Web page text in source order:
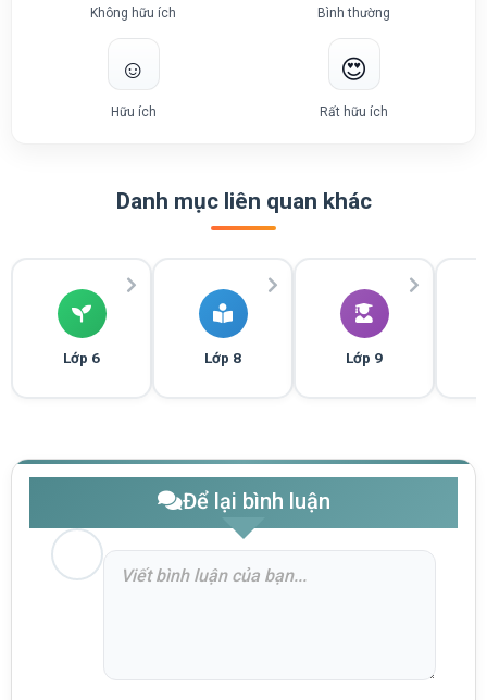
Không hữu ích Bình thường
☺️
Hữu ích
😍
Rất hữu ích
Danh mục liên quan khác
Lớp 6 Lớp 8 Lớp 9
Để lại bình luận